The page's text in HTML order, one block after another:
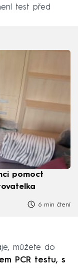
test před
pomoct
6 min čtení
můžete do
PCR testu, s